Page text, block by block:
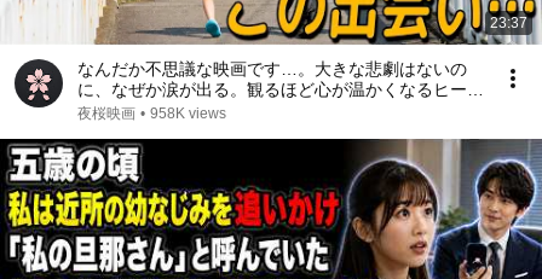
23:37
なんだか不思議な映画です…。大きな悲劇はないの
に、なぜか涙が出る。観るほど心が温かくなるヒーリ
ング映画【映画紹介】
夜桜映画 • 958K views